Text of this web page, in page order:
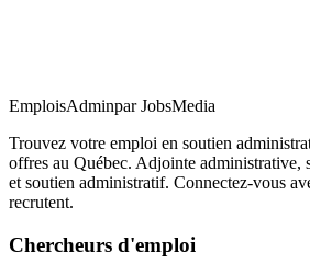
EmploisAdminpar JobsMedia
Trouvez votre emploi en soutien
offres au Québec. Adjointe administrative,
et soutien administratif. Connectez-vous
recrutent.
Chercheurs d'emploi